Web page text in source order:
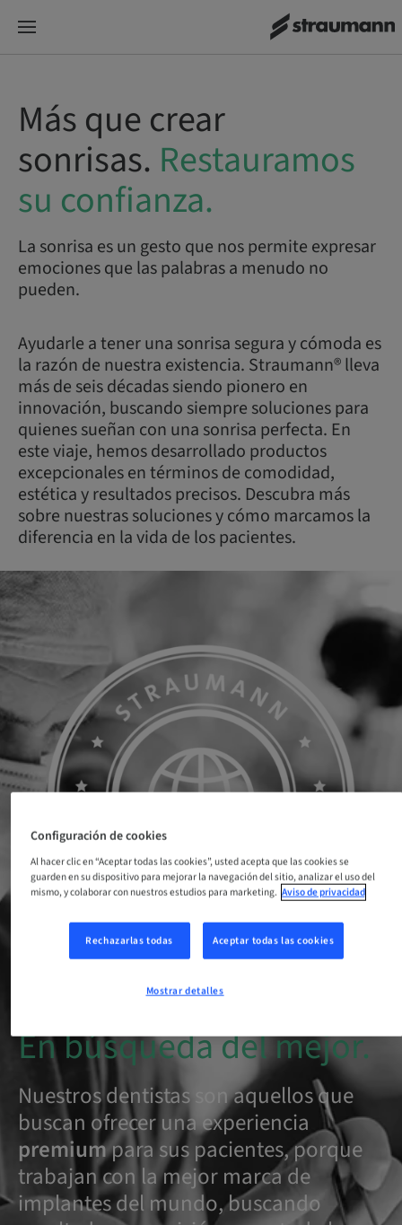
Más que crear
sonrisas. Restauramos
su confianza.
La sonrisa es un gesto que nos permite expresar
emociones que las palabras a menudo no
pueden.
Ayudarle a tener una sonrisa segura y cómoda es
la razón de nuestra existencia. Straumann® lleva
más de seis décadas siendo pionero en
innovación, buscando siempre soluciones para
quienes sueñan con una sonrisa perfecta. En
este viaje, hemos desarrollado productos
excepcionales en términos de comodidad,
estética y resultados precisos. Descubra más
sobre nuestras soluciones y cómo marcamos la
diferencia en la vida de los pacientes.
En búsqueda del mejor.
Nuestros dentistas son aquellos que
buscan ofrecer una experiencia
premiumpara sus pacientes, porque
trabajan con la mejor marca de
implantes del mundo, buscando
Configuración de cookies
Al hacer clic en “Aceptar todas las cookies”, usted acepta que las cookies se
guarden en su dispositivo para mejorar la navegación del sitio, analizar el uso del
mismo, y colaborar con nuestros estudios para marketing. Aviso de privacidad
Rechazarlas todas Aceptar todas las cookies
Mostrar detalles